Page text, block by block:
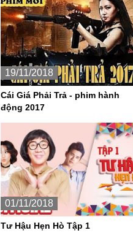
19/11/2018
Cái Giá Phải Trả - phim hành
động 2017
01/11/2018
Tư Hậu Hẹn Hò Tập 1